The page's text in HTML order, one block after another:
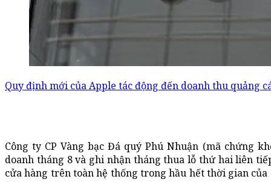
Quy định mới của Apple tác động đến doanh thu quảng
Công ty CP Vàng bạc Đá quý Phú Nhuận (mã chứng
doanh tháng 8 và ghi nhận tháng thua lỗ thứ hai liên
cửa hàng trên toàn hệ thống trong hầu hết thời gian